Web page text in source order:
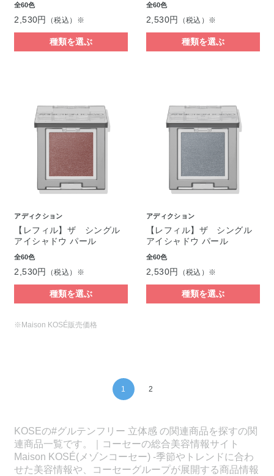
全60色
2,530円 （税込）※
種類を選ぶ
全60色
2,530円 （税込）※
種類を選ぶ
アディクション
【レフィル】ザ シングル
アイシャドウ パール
全60色
2,530円 （税込）※
種類を選ぶ
アディクション
【レフィル】ザ シングル
アイシャドウ パール
全60色
2,530円 （税込）※
種類を選ぶ
※Maison KOSÉ販売価格
1 2
KOSEの#グルテンフリー 立体感 の関連商品を探すの関
連商品一覧です。｜コーセーの総合美容情報サイト
Maison KOSÉ(メゾンコーセー) -季節やトレンドに合わ
せた美容情報や、コーセーグループが展開する商品情報